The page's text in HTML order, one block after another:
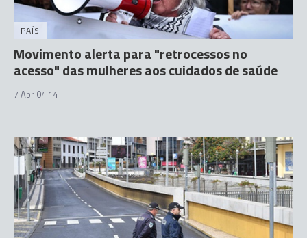
PAÍS
Movimento alerta para "retrocessos no
acesso" das mulheres aos cuidados de saúde
7 Abr 04:14